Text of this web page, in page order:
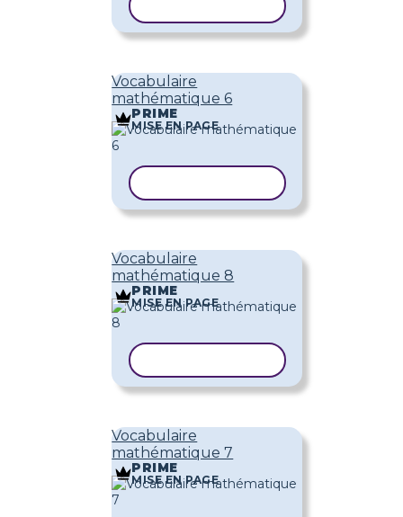
Vocabulaire
mathématique 6
PRIME
MISE EN PAGE
Vocabulaire
mathématique 8
PRIME
MISE EN PAGE
Vocabulaire
mathématique 7
PRIME
MISE EN PAGE